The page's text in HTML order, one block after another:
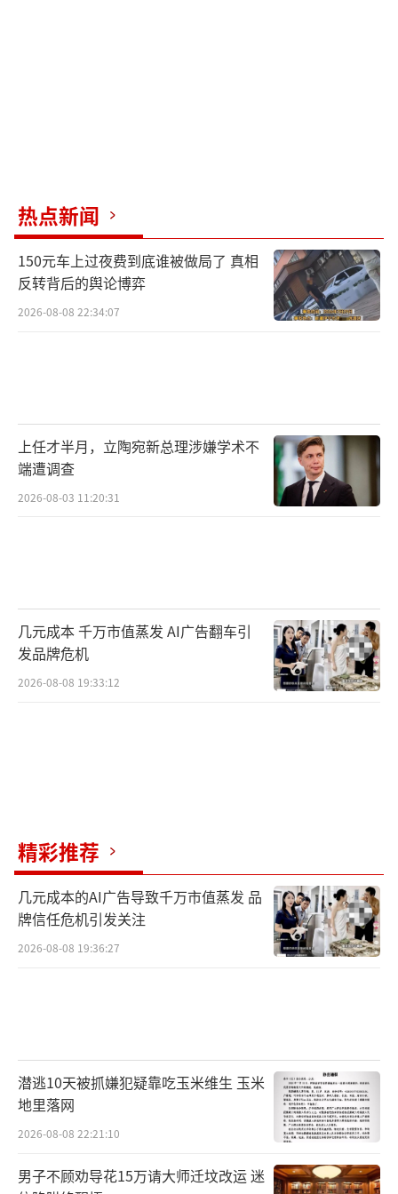
热点新闻
150元车上过夜费到底谁被做局了 真相
反转背后的舆论博弈
2026-08-08 22:34:07
上任才半月，立陶宛新总理涉嫌学术不
端遭调查
2026-08-03 11:20:31
几元成本 千万市值蒸发 AI广告翻车引
发品牌危机
2026-08-08 19:33:12
精彩推荐
几元成本的AI广告导致千万市值蒸发 品
牌信任危机引发关注
2026-08-08 19:36:27
潜逃10天被抓嫌犯疑靠吃玉米维生 玉米
地里落网
2026-08-08 22:21:10
男子不顾劝导花15万请大师迁坟改运 迷